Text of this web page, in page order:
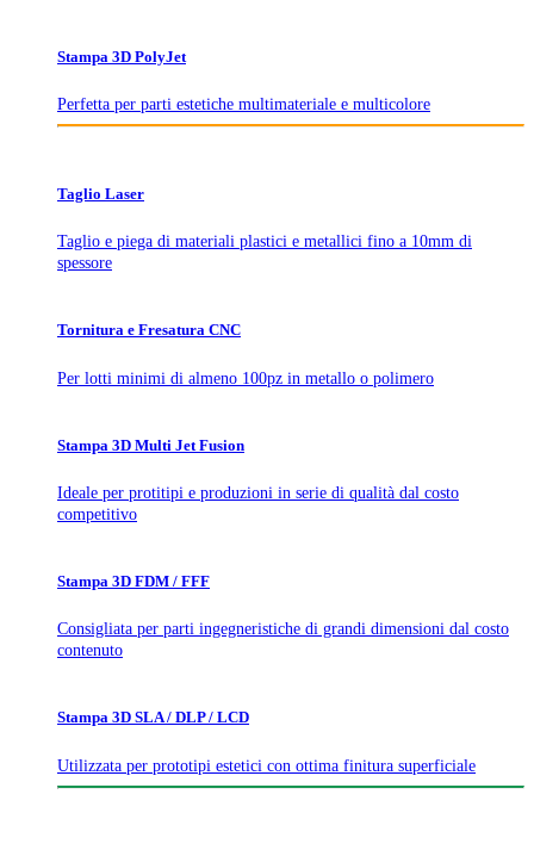
Stampa 3D PolyJet
Perfetta per parti estetiche multimateriale e multicolore
Taglio Laser
Taglio e piega di materiali plastici e metallici fino a 10mm di
spessore
Tornitura e Fresatura CNC
Per lotti minimi di almeno 100pz in metallo o polimero
Stampa 3D Multi Jet Fusion
Ideale per protitipi e produzioni in serie di qualità dal costo
competitivo
Stampa 3D FDM / FFF
Consigliata per parti ingegneristiche di grandi dimensioni dal costo
contenuto
Stampa 3D SLA / DLP / LCD
Utilizzata per prototipi estetici con ottima finitura superficiale